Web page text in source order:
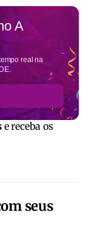
A
real na
e receba os
seus